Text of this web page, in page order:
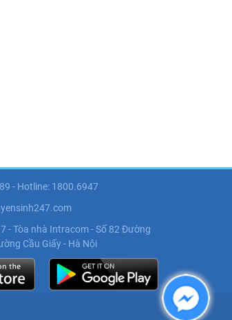
- Hotline: 1800.6947
- Tòa nhà Intracom - Số 82 Đường
Cầu Giấy - Hà Nội